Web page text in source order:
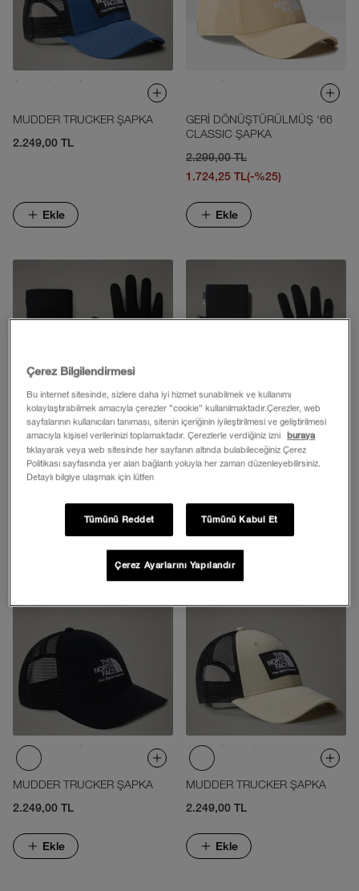
MUDDER TRUCKER ŞAPKA
2.249,00 TL
Ekle
GERİ DÖNÜŞTÜRÜLMÜŞ ‘66
CLASSIC ŞAPKA
2.299,00 TL
1.724,25 TL(-%25)
Ekle
ERKEK ETIP™ ELDİVEN KADIN ETIP™ ELDİVEN
MUDDER TRUCKER ŞAPKA
2.249,00 TL
Ekle
MUDDER TRUCKER ŞAPKA
2.249,00 TL
Ekle
Çerez Bilgilendirmesi
Bu internet sitesinde, sizlere daha iyi hizmet sunabilmek ve kullanımı
kolaylaştırabilmek amacıyla çerezler ”cookie” kullanılmaktadır.Çerezler, web
sayfalarının kullanıcıları tanıması, sitenin içeriğinin iyileştirilmesi ve geliştirilmesi
amacıyla kişisel verilerinizi toplamaktadır. Çerezlerle verdiğiniz izni
buraya
tıklayarak veya web sitesinde her sayfanın altında bulabileceğiniz Çerez
Politikası sayfasında yer alan bağlantı yoluyla her zaman düzenleyebilirsiniz.
Detaylı bilgiye ulaşmak için lütfen
Tümünü Reddet Tümünü Kabul Et
Çerez Ayarlarını Yapılandır